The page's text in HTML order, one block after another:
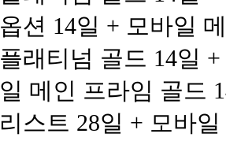
옵션 14일 + 모바일
플래티넘 골드 14일
일 메인 프라임 골드
리스트 28일 + 모바